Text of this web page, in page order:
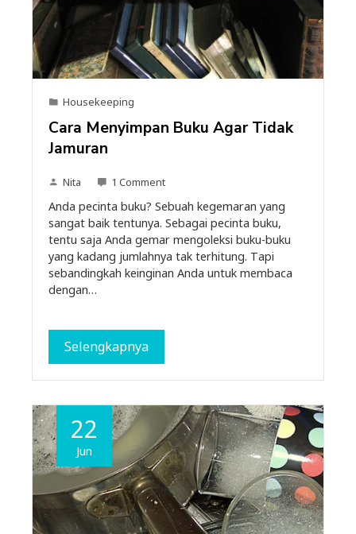
Housekeeping
Cara Menyimpan Buku Agar Tidak
Jamuran
Nita 1 Comment
Anda pecinta buku? Sebuah kegemaran yang
sangat baik tentunya. Sebagai pecinta buku,
tentu saja Anda gemar mengoleksi buku-buku
yang kadang jumlahnya tak terhitung. Tapi
sebandingkah keinginan Anda untuk membaca
dengan…
Selengkapnya
22
Jun